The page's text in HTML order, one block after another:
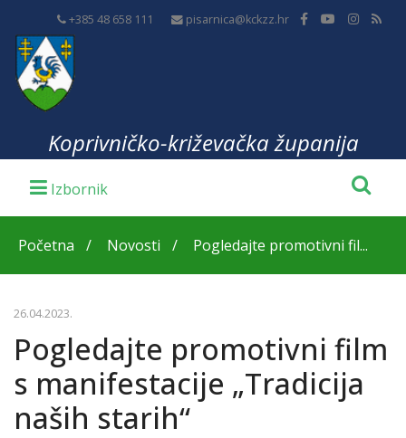
+385 48 658 111 pisarnica@kckzz.hr
Koprivničko-križevačka županija
Početna Novosti Pogledajte promotivni fil...
26.04.2023.
Pogledajte promotivni film
s manifestacije „Tradicija
naših starih“